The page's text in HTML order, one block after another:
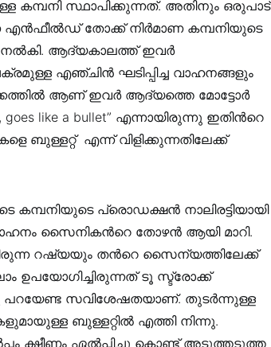
സ്ഥാപിക്കുന്നത്. അതിനും ഒരുപാട്
എൻഫീൽഡ് തോക്ക് നിര്‍മാണ കമ്പനിയുടെ
നല്‍കി. ആദ്യകാലത്ത് ഇവര്‍
എഞ്ചിന്‍ ഘടിപ്പിച്ച വാഹനങ്ങളും
ആണ് ഇവര്‍ ആദ്യത്തെ മോട്ടോര്‍
goes like a bullet” എന്നായിരുന്നു ഇതിന്‍റെ
ബുള്ളറ്റ് എന്ന് വിളിക്കുന്നതിലേക്ക്
കമ്പനിയുടെ പ്രൊഡക്ഷന്‍ നാലിരട്ടിയായി
സൈനികന്‍റെ തോഴന്‍ ആയി മാറി.
റഷ്യയും തന്‍റെ സൈന്യത്തിലേക്ക്
ഉപയോഗിച്ചിരുന്നത് ടൂ സ്ട്രോക്ക്
സവിശേഷതയാണ്. തുടര്‍ന്നുള്ള
ബുള്ളറ്റില്‍ എത്തി നിന്നു.
ക്ഷീണം ഏല്‍പ്പിച്ചു കൊണ്ട് അടുത്തടുത്ത